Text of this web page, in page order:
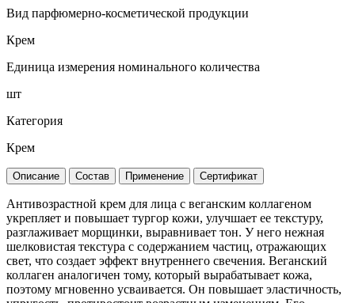
Вид парфюмерно-косметической продукции
Крем
Единица измерения номинального количества
шт
Категория
Крем
Описание Состав Применение Сертификат
Антивозрастной крем для лица с веганским коллагеном
укрепляет и повышает тургор кожи, улучшает ее текстуру,
разглаживает морщинки, выравнивает тон. У него нежная
шелковистая текстура с содержанием частиц, отражающих
свет, что создает эффект внутреннего свечения. Веганский
коллаген аналогичен тому, который вырабатывает кожа,
поэтому мгновенно усваивается. Он повышает эластичность,